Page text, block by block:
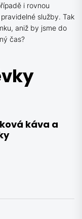
i rovnou
služby. Tak
aniž by jsme do
čas?
káva a